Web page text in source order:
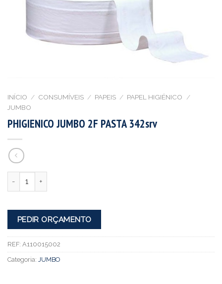
INÍCIO / CONSUMÍVEIS / PAPEIS / PAPEL HIGIÉNICO
/
JUMBO
PHIGIENICO JUMBO 2F PASTA 342srv
PEDIR ORÇAMENTO
REF: A110015002
Categoria: JUMBO